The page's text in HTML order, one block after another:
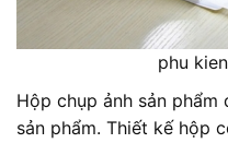
phu
Hộp chụp ảnh sản
sản phẩm. Thiết kế hộp